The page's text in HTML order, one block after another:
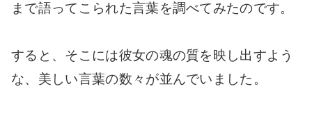
まで語ってこられた言葉を調べてみたのです。
すると、そこには彼女の魂の質を映し出すよう
な、美しい言葉の数々が並んでいました。